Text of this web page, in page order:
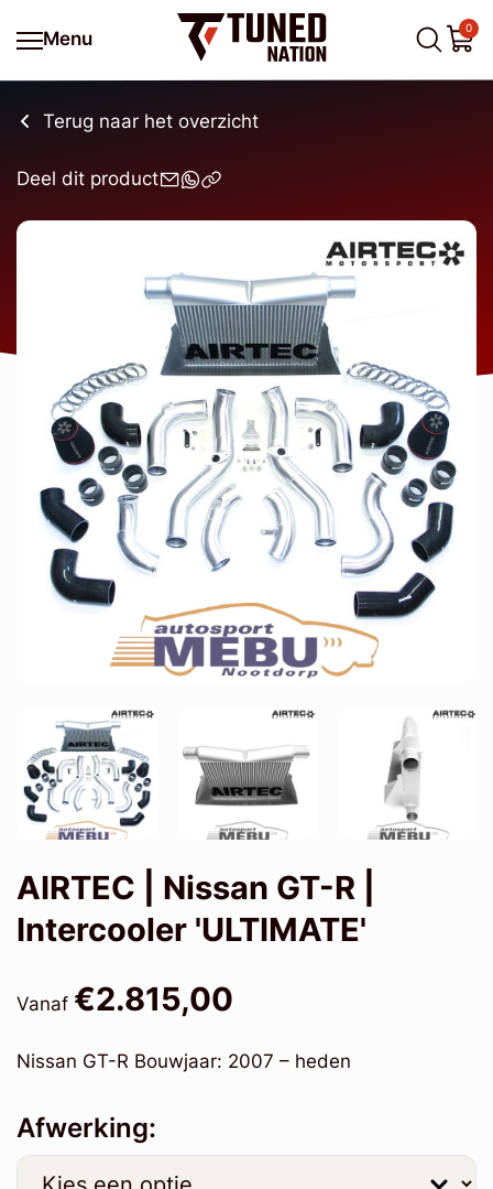
Menu
0
Terug naar het overzicht
Deel dit product
AIRTEC | Nissan GT-R |
Intercooler 'ULTIMATE'
Vanaf €2.815,00
Nissan GT-R Bouwjaar: 2007 – heden
Afwerking: